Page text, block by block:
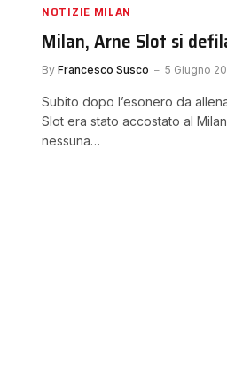
NOTIZIE MILAN
Milan, Arne Slot si
By Francesco Susco 5 Giugno
Subito dopo l’esonero da
Slot era stato accostato al
nessuna…